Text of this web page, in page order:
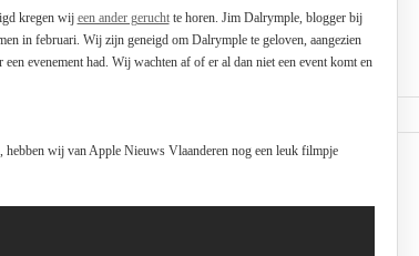
kregen wij een ander geruchtte horen. Jim Dalrymple, blogger bij
in februari. Wij zijn geneigd om Dalrymple te geloven, aangezien
evenement had. Wij wachten af of er al dan niet een event komt en
hebben wij van Apple Nieuws Vlaanderen nog een leuk filmpje